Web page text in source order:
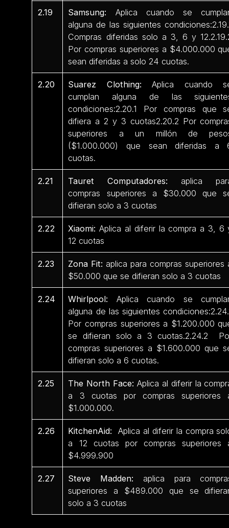
2.19 Samsung: Aplica cuando se
alguna de las siguientes
Compras diferidas solo a 3, 6 y
Por compras superiores a $4.000.000
sean diferidas a solo 24 cuotas.
2.20 Suarez Clothing: Aplica cuando
cumplan alguna de las
condiciones:2.20.1 Por compras que
difiera a 2 y 3 cuotas2.20.2 Por
superiores a un millón de
($1.000.000) que sean diferidas a
cuotas.
2.21 Tauret Computadores: aplica
compras superiores a $30.000 que
difieran solo a 3 cuotas
2.22 Xiaomi: Aplica al diferir la compra a 3, 6
12 cuotas
2.23 Zona Fit: aplica para compras superiores
$50.000 que se difieran solo a 3 cuotas
2.24 Whirlpool: Aplica cuando se
alguna de las siguientes
Por compras superiores a $1.200.000
se difieran solo a 3 cuotas.2.24.2
compras superiores a $1.600.000 que
difieran solo a 6 cuotas.
2.25 The North Face: Aplica al diferir la
a 3 cuotas por compras superiores
$1.000.000.
2.26 KitchenAid:Aplica al diferir la compra
a 12 cuotas por compras superiores
$4.999.900
2.27 Steve Madden: aplica para
superiores a $489.000 que se
solo a 3 cuotas